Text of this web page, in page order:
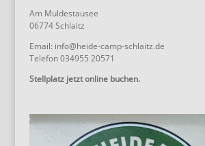
Am Muldestausee
06774 Schlaitz
Email: info@heide-camp-schlaitz.de
Telefon 034955 20571
Stellplatz jetzt online buchen.